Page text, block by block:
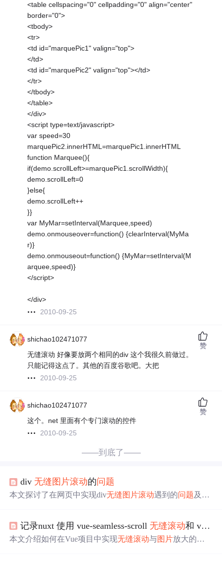
<table cellspacing="0" cellpadding="0" align="center"
border="0">
<tbody>
<tr>
<td id="marquePic1" valign="top">
</td>
<td id="marquePic2" valign="top"></td>
</tr>
</tbody>
</table>
</div>
<script type=text/javascript>
var speed=30
marquePic2.innerHTML=marquePic1.innerHTML
function Marquee(){
if(demo.scrollLeft>=marquePic1.scrollWidth){
demo.scrollLeft=0
}else{
demo.scrollLeft++
}}
var MyMar=setInterval(Marquee,speed)
demo.onmouseover=function() {clearInterval(MyMa
r)}
demo.onmouseout=function() {MyMar=setInterval(M
arquee,speed)}
</script>
</div>
2010-09-25
shichao102471077
无缝滚动 好像要放两个相同的div 这个我很久前做过。
只能记得这点了。其他的百度谷歌吧。大把
2010-09-25
赞
shichao102471077
这个。net 里面有个专门滚动的控件
2010-09-25
赞
——到底了——
div 无缝 图片滚动的问题
本文探讨了在网页中实现div无缝图片滚动遇到的问题及解
记录nuxt 使用 vue-seamless-scroll 无缝滚动和 v-viewer点击放大
本文介绍如何在Vue项目中实现无缝滚动与图片放大的功